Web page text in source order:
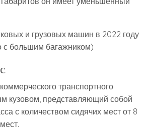
транспортного
кузовом, представляющий собой
с количеством сидячих мест от 8